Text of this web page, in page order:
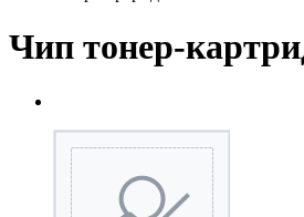
Чип тонер-